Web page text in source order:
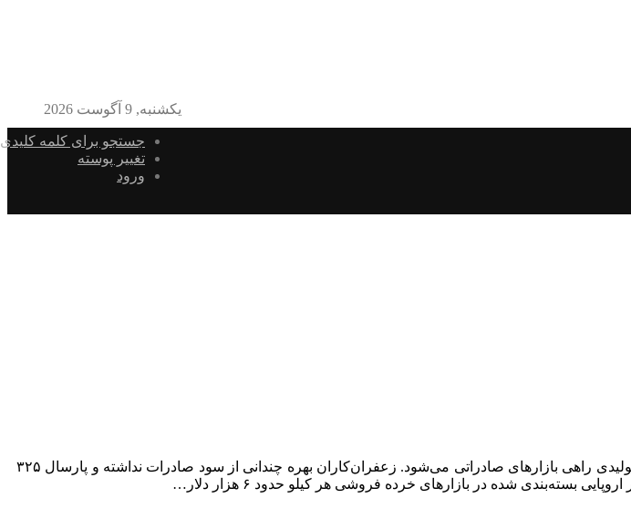
یکشنبه, 9 آگوست 2026
جستجو برای کلمه کلیدی
تغییر پوسته
ورود
به گزارش میدان اقتصاد، ایران بزرگترین تولیدکننده زعفران دنیا بوده و ۸۵درصد از زعفران تولیدی راهی بازارهای صادراتی می‌شود. زعفران‌کاران بهره چندانی از سود صادرات نداشته و پارسال ۳۲۵